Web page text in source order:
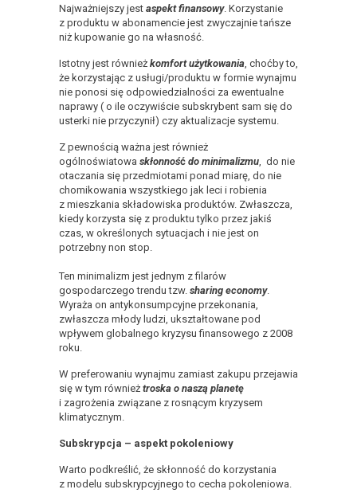
Najważniejszy jest aspekt finansowy. Korzystanie
z produktu w abonamencie jest zwyczajnie tańsze
niż kupowanie go na własność.
Istotny jest również komfort użytkowania , choćby to,
że korzystając z usługi/produktu w formie wynajmu
nie ponosi się odpowiedzialności za ewentualne
naprawy ( o ile oczywiście subskrybent sam się do
usterki nie przyczynił) czy aktualizacje systemu.
Z pewnością ważna jest również
ogólnoświatowa skłonność do minimalizmu , do nie
otaczania się przedmiotami ponad miarę, do nie
chomikowania wszystkiego jak leci i robienia
z mieszkania składowiska produktów. Zwłaszcza,
kiedy korzysta się z produktu tylko przez jakiś
czas, w określonych sytuacjach i nie jest on
potrzebny non stop.
Ten minimalizm jest jednym z filarów
gospodarczego trendu tzw. sharing economy.
Wyraża on antykonsumpcyjne przekonania,
zwłaszcza młody ludzi, ukształtowane pod
wpływem globalnego kryzysu finansowego z 2008
roku.
W preferowaniu wynajmu zamiast zakupu przejawia
się w tym również troska o naszą planetę
i zagrożenia związane z rosnącym kryzysem
klimatycznym.
Subskrypcja – aspekt pokoleniowy
Warto podkreślić, że skłonność do korzystania
z modelu subskrypcyjnego to cecha pokoleniowa.